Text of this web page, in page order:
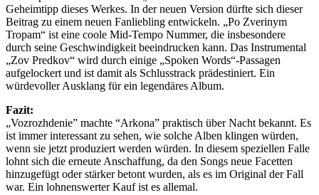
Geheimtipp dieses Werkes. In der neuen Version dürfte sich dieser
Beitrag zu einem neuen Fanliebling entwickeln. „Po Zverinym
Tropam“ ist eine coole Mid-Tempo Nummer, die insbesondere
durch seine Geschwindigkeit beeindrucken kann. Das Instrumental
„Zov Predkov“ wird durch einige „Spoken Words“-Passagen
aufgelockert und ist damit als Schlusstrack prädestiniert. Ein
würdevoller Ausklang für ein legendäres Album.
Fazit:
„Vozrozhdenie” machte “Arkona” praktisch über Nacht bekannt. Es
ist immer interessant zu sehen, wie solche Alben klingen würden,
wenn sie jetzt produziert werden würden. In diesem speziellen Falle
lohnt sich die erneute Anschaffung, da den Songs neue Facetten
hinzugefügt oder stärker betont wurden, als es im Original der Fall
war. Ein lohnenswerter Kauf ist es allemal.